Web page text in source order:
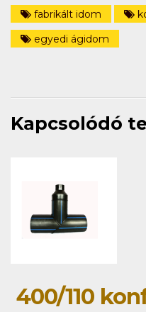
fabrikált idom
egyedi ágidom
Kapcsolódó
400/110